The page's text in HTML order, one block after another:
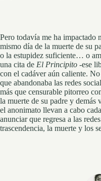
Pero todavía me ha
mismo día de la muerte de su
o la estupidez suficiente… o
una cita de El Principito -ese
con el cadáver aún caliente.
que abandonaba las redes
más que censurable pitorreo
la muerte de su padre y demás
el anonimato llevan a cabo
anunciar que regresa a las
trascendencia, la muerte y los